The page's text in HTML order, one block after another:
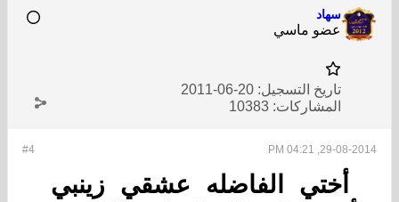
سهاد
عضو ماسي
تاريخ التسجيل: 20-06-2011
المشاركات: 10383
#4 29-08-2014, 04:21 PM
أختي الفاضله عشقي زينبي